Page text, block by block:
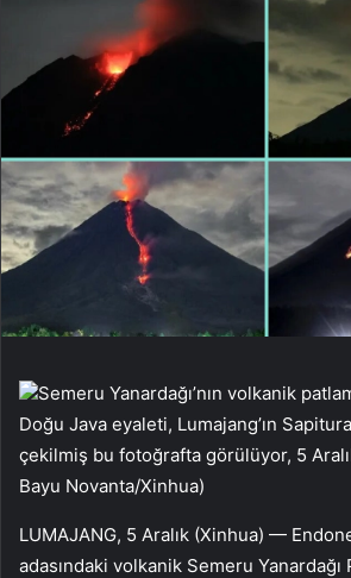
Semeru Yanardağı’nın volkanik
Doğu Java eyaleti, Lumajang’ın
çekilmiş bu fotoğrafta görülüyor, 5
Bayu Novanta/Xinhua)
LUMAJANG, 5 Aralık (Xinhua) —
adasındaki volkanik Semeru Yanardağı